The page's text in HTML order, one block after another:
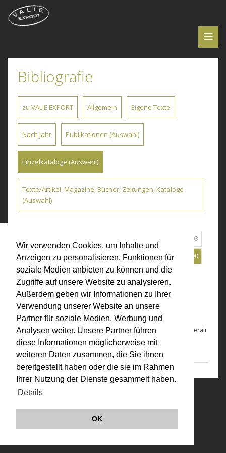
Wir verwenden Cookies, um Inhalte und
Anzeigen zu personalisieren, Funktionen für
soziale Medien anbieten zu können und die
Zugriffe auf unsere Website zu analysieren.
Außerdem geben wir Informationen zu Ihrer
Verwendung unserer Website an unsere
Partner für soziale Medien, Werbung und
Analysen weiter. Unsere Partner führen
diese Informationen möglicherweise mit
weiteren Daten zusammen, die Sie ihnen
bereitgestellt haben oder die sie im Rahmen
Ihrer Nutzung der Dienste gesammelt haben.
Details
OK
Bibliografie
zu VALIE EXPORT Allgemein Eigene Texte
Nach Jahr Publikationen (Auswahl)
Einzelkataloge (Auswahl)
Texte/Artikel: Magazine, Bücher, Zeitungen, Kataloge
(Auswahl)
2003
2001 2000 1998 1997 1994 1992 1991 1990
1980 1976 1975 Alle
1990
"VALIE EXPORT. Gläserne Papiere"
Generali Foundation. VALIE EXPORT. Gläserne Papiere
, EA Generali
Foundation 1990
© VALIE EXPORT 2026